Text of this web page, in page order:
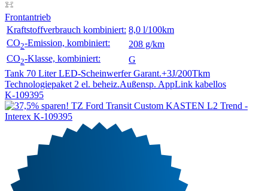
Frontantrieb
Kraftstoffverbrauch kombiniert: 8,0 l/100km
CO2-Emission, kombiniert:
208 g/km
CO2-Klasse, kombiniert:
G
Tank 70 Liter LED-Scheinwerfer Garant.+3J/200Tkm
Technologiepaket 2 el. beheiz.Außensp. AppLink kabellos
K-109395